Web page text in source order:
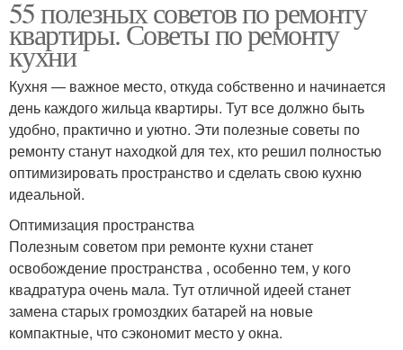
55 полезных советов по ремонту
квартиры. Советы по ремонту
кухни
Кухня — важное место, откуда собственно и начинается
день каждого жильца квартиры. Тут все должно быть
удобно, практично и уютно. Эти полезные советы по
ремонту станут находкой для тех, кто решил полностью
оптимизировать пространство и сделать свою кухню
идеальной.
Оптимизация пространства
Полезным советом при ремонте кухни станет
освобождение пространства , особенно тем, у кого
квадратура очень мала. Тут отличной идеей станет
замена старых громоздких батарей на новые
компактные, что сэкономит место у окна.